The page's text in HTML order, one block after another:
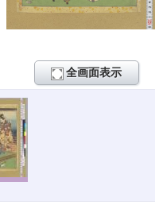
全画面表示